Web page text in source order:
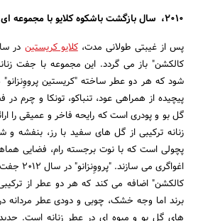
2010، سال بازگشت باشکوه کلایو با مجموعه ای جدید
پس از غیبتی طولانی مدت،کلایو کریستین
کالکشن" باز می گردد. این مجموعه با جفت
شود که هر دو عطر ساخته "کریستین
پیچیده از همراهی عود، تنباکو، تونکا و چرم
گل بو و پودری است که رایحه فاخر و عمیقی را
زنانه ترکیبی از گل های سفید با رز، بنفشه و
پچولی است که با نوت برجسته رام، فضایی
اغواگری
کالکشن" اضافه می کند که هر دو عطر از
برند اما وجه خشک، چوبی و دودی عطر